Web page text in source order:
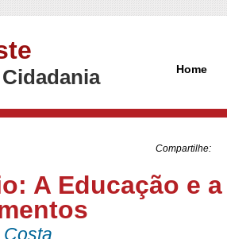
Home
Compartilhe:
A Educação e
Costa